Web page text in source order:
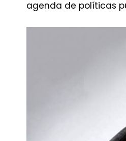
agenda de políticas